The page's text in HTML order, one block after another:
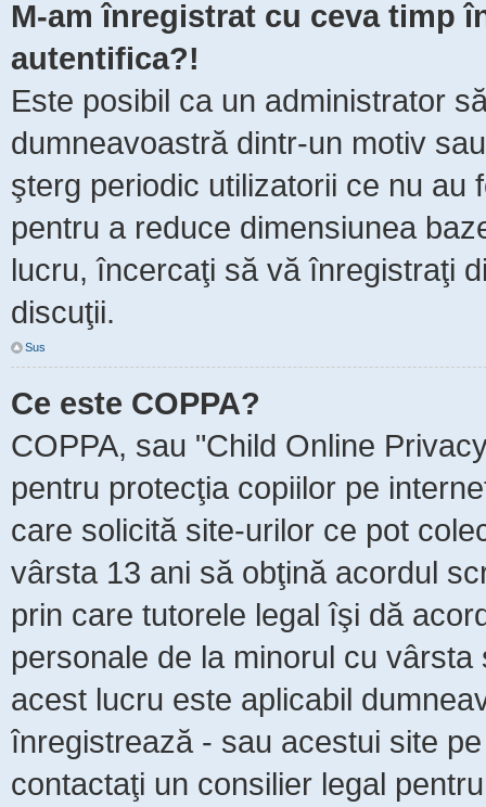
M-am înregistrat cu ceva timp
autentifica?!
Este posibil ca un administrator
dumneavoastră dintr-un motiv
şterg periodic utilizatorii ce nu au
pentru a reduce dimensiunea
lucru, încercaţi să vă înregistraţi
discuţii.
Sus
Ce este COPPA?
COPPA, sau "Child Online
pentru protecţia copiilor pe
care solicită site-urilor ce pot
vârsta 13 ani să obţină acordul
prin care tutorele legal îşi dă
personale de la minorul cu
acest lucru este aplicabil
înregistrează - sau acestui site
contactaţi un consilier legal